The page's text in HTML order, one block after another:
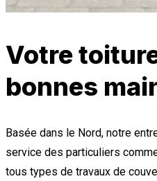
Votre
bonnes
Basée dans le Nord, notre
service des particuliers
tous types de travaux de